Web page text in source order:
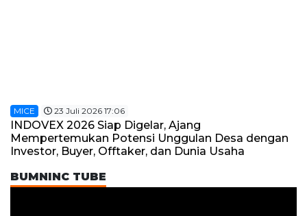
MICE 23 Juli 2026 17:06
INDOVEX 2026 Siap Digelar, Ajang
Mempertemukan Potensi Unggulan Desa dengan
Investor, Buyer, Offtaker, dan Dunia Usaha
BUMNINC TUBE